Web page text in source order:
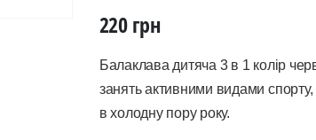
220грн
Балаклава дитяча 3 в 1 колір
занять активними видами спорту,
в холодну пору року.